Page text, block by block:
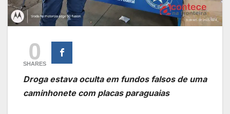
0
SHARES
Droga estava oculta em fundos falsos de uma
caminhonete com placas paraguaias